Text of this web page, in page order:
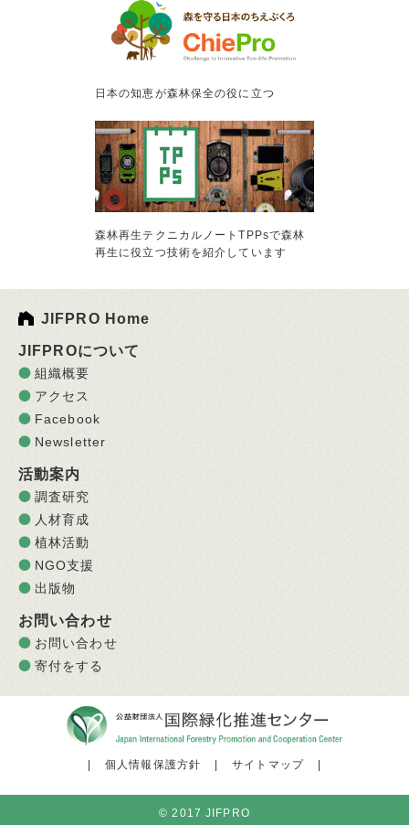
日本の知恵が森林保全の役に立つ
森林再生テクニカルノートTPPsで森林
再生に役立つ技術を紹介しています
JIFPRO Home
JIFPROについて
組織概要
アクセス
Facebook
Newsletter
活動案内
調査研究
人材育成
植林活動
NGO支援
出版物
お問い合わせ
お問い合わせ
寄付をする
個人情報保護方針 サイトマップ
© 2017 JIFPRO